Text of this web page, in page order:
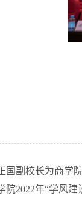
国副校长为商学
院2022年“学风